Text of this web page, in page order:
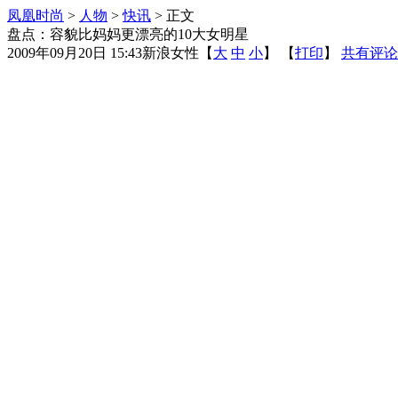
凤凰时尚 > 人物 >快讯 > 正文
盘点：容貌比妈妈更漂亮的10大女明星
2009年09月20日 15:43新浪女性 【 大 中 小】 【打印 】 共有评论